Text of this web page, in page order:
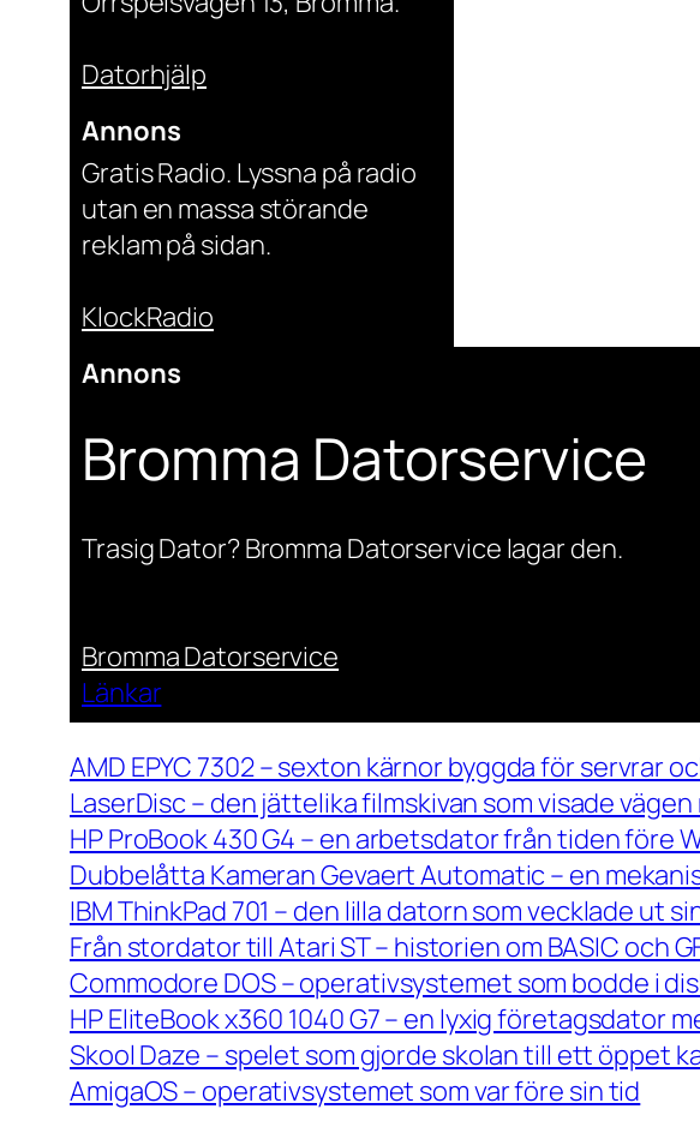
Datorhjälp
Annons
Gratis Radio. Lyssna på radio
utan en massa störande
reklam på sidan.
KlockRadio
Annons
Bromma Datorservice
Trasig Dator? Bromma Datorservice lagar den.
Bromma Datorservice
Länkar
AMD EPYC 7302 – sexton kärnor byggda för servrar
LaserDisc – den jättelika filmskivan som visade vägen
HP ProBook 430 G4 – en arbetsdator från tiden före
Dubbelåtta Kameran Gevaert Automatic – en
IBM ThinkPad 701 – den lilla datorn som vecklade ut
Från stordator till Atari ST – historien om BASIC och
Commodore DOS – operativsystemet som bodde i
HP EliteBook x360 1040 G7 – en lyxig företagsdator
Skool Daze – spelet som gjorde skolan till ett öppet
AmigaOS – operativsystemet som var före sin tid